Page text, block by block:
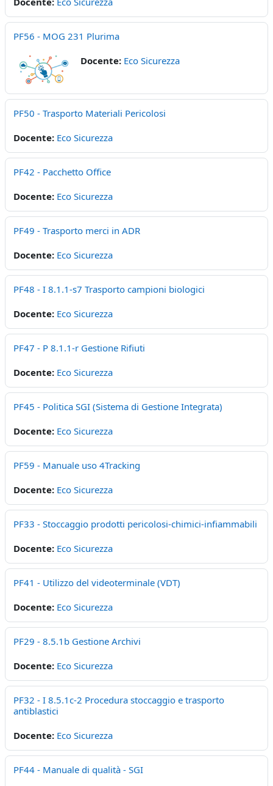
PF56 - MOG 231 Plurima
Docente: Eco Sicurezza
PF50 - Trasporto Materiali Pericolosi
Docente: Eco Sicurezza
PF42 - Pacchetto Office
Docente: Eco Sicurezza
PF49 - Trasporto merci in ADR
Docente: Eco Sicurezza
PF48 - I 8.1.1-s7 Trasporto campioni biologici
Docente: Eco Sicurezza
PF47 - P 8.1.1-r Gestione Rifiuti
Docente: Eco Sicurezza
PF45 - Politica SGI (Sistema di Gestione Integrata)
Docente: Eco Sicurezza
PF59 - Manuale uso 4Tracking
Docente: Eco Sicurezza
PF33 - Stoccaggio prodotti pericolosi-chimici-infiammabili
Docente: Eco Sicurezza
PF41 - Utilizzo del videoterminale (VDT)
Docente: Eco Sicurezza
PF29 - 8.5.1b Gestione Archivi
Docente: Eco Sicurezza
PF32 - I 8.5.1c-2 Procedura stoccaggio e trasporto
antiblastici
Docente: Eco Sicurezza
PF44 - Manuale di qualità - SGI